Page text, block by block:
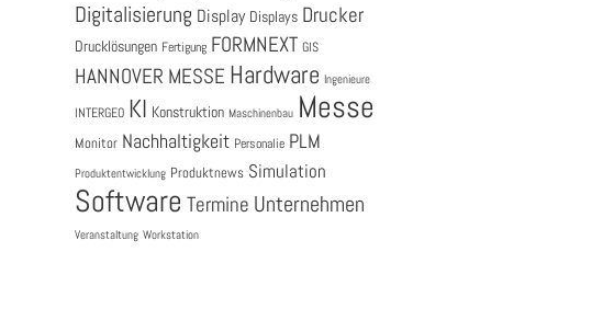
Digitalisierung Display Displays Drucker
Drucklösungen Fertigung FORMNEXT GIS
HANNOVER MESSE Hardware Ingenieure
INTERGEO KI Konstruktion Maschinenbau Messe
Monitor Nachhaltigkeit Personalie PLM
Produktentwicklung Produktnews Simulation
Software Termine Unternehmen
Veranstaltung Workstation